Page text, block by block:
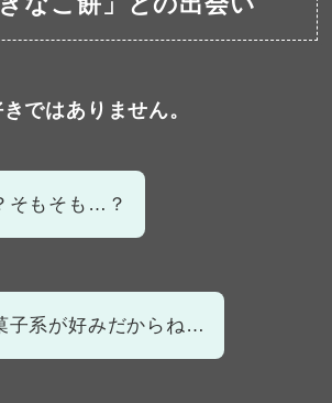
ではありません。
そもそも…？
子系が好みだからね…